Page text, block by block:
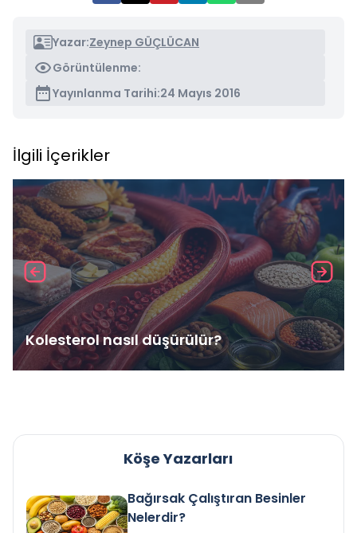
Yazar:Zeynep GÜÇLÜCAN
Görüntülenme:
Yayınlanma Tarihi:24 Mayıs 2016
İlgili İçerikler
Kolesterol nasıl düşürülür?
Köşe Yazarları
Bağırsak Çalıştıran Besinler
Nelerdir?